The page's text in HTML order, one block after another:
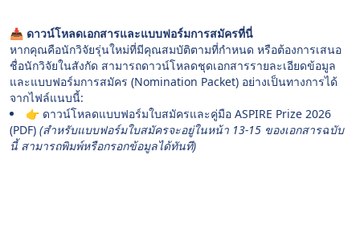
📥 ดาวน์โหลดเอกสารและแบบฟอร์มการสมัครที่นี่
หากคุณคือนักวิจัยรุ่นใหม่ที่มีคุณสมบัติตามที่กำหนด หรือต้องการเสนอ
ชื่อนักวิจัยในสังกัด สามารถดาวน์โหลดชุดเอกสารรายละเอียดข้อมูล
และแบบฟอร์มการสมัคร (Nomination Packet) อย่างเป็นทางการได้
จากไฟล์แนบนี้:
👉 ดาวน์โหลดแบบฟอร์มใบสมัครและคู่มือ ASPIRE Prize 2026
(PDF) (สำหรับแบบฟอร์มใบสมัครจะอยู่ในหน้า 13-15 ของเอกสารฉบับ
นี้ สามารถพิมพ์หรือกรอกข้อมูลได้ทันที)